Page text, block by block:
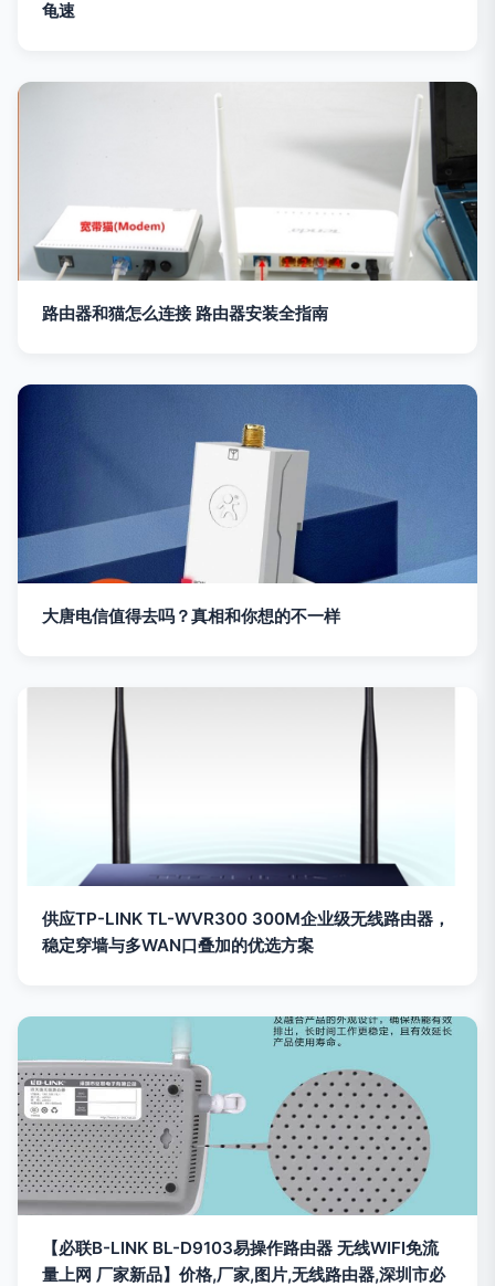
龟速
路由器和猫怎么连接 路由器安装全指南
大唐电信值得去吗？真相和你想的不一样
供应TP-LINK TL-WVR300 300M企业级无线路由器，
稳定穿墙与多WAN口叠加的优选方案
【必联B-LINK BL-D9103易操作路由器 无线WIFI免流
量上网 厂家新品】价格,厂家,图片,无线路由器,深圳市必